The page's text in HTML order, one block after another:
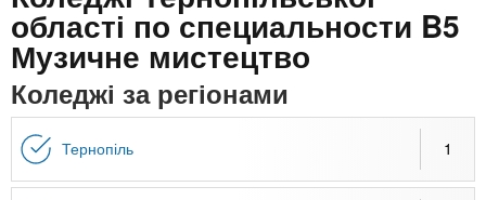
n
t
s
и
х
з
а
Онлайн курси
області по специальности B5
Музичне мистецтво
Коледжі за регіонами
Тернопіль 1